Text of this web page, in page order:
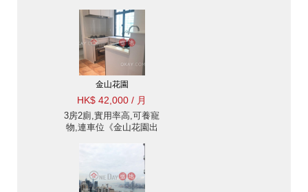
金山花園
HK$ 42,000 / 月
3房2廁,實用率高,可養寵
物,連車位《金山花園出